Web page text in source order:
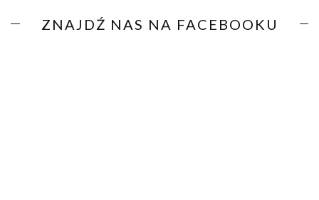
ZNAJDŹ NAS NA FACEBOOKU